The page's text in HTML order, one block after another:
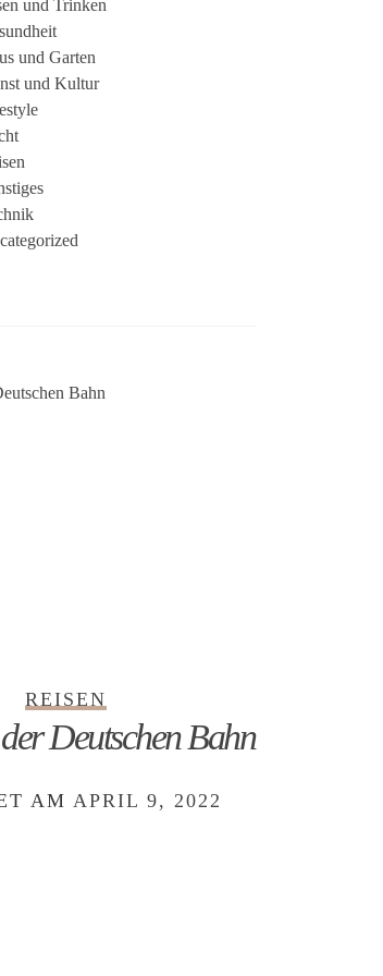
und Trinken
und Garten
und Kultur
REISEN
Deutschen Bahn
AM APRIL 9, 2022